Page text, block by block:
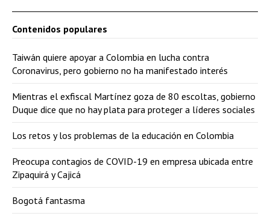
Contenidos populares
Taiwán quiere apoyar a Colombia en lucha contra
Coronavirus, pero gobierno no ha manifestado interés
Mientras el exfiscal Martínez goza de 80 escoltas, gobierno
Duque dice que no hay plata para proteger a líderes sociales
Los retos y los problemas de la educación en Colombia
Preocupa contagios de COVID-19 en empresa ubicada entre
Zipaquirá y Cajicá
Bogotá fantasma